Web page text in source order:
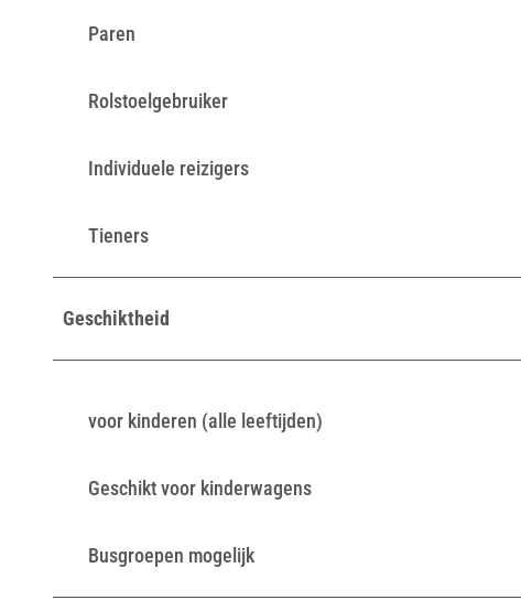
Paren
Rolstoelgebruiker
Individuele reizigers
Tieners
Geschiktheid
voor kinderen (alle leeftijden)
Geschikt voor kinderwagens
Busgroepen mogelijk